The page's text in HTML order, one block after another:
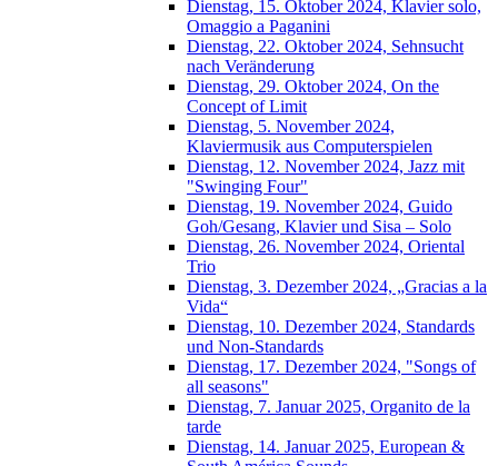
Dienstag, 15. Oktober 2024, Klavier solo,
Omaggio a Paganini
Dienstag, 22. Oktober 2024, Sehnsucht
nach Veränderung
Dienstag, 29. Oktober 2024, On the
Concept of Limit
Dienstag, 5. November 2024,
Klaviermusik aus Computerspielen
Dienstag, 12. November 2024, Jazz mit
"Swinging Four"
Dienstag, 19. November 2024, Guido
Goh/Gesang, Klavier und Sisa – Solo
Dienstag, 26. November 2024, Oriental
Trio
Dienstag, 3. Dezember 2024, „Gracias a la
Vida“
Dienstag, 10. Dezember 2024, Standards
und Non-Standards
Dienstag, 17. Dezember 2024, "Songs of
all seasons"
Dienstag, 7. Januar 2025, Organito de la
tarde
Dienstag, 14. Januar 2025, European &